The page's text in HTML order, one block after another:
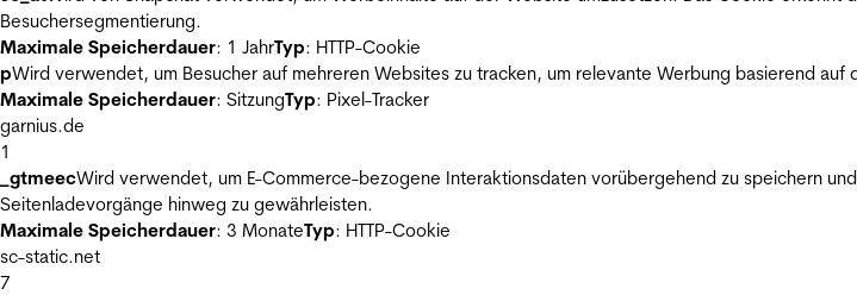
Besuchersegmentierung.
Maximale Speicherdauer: 1 JahrTyp: HTTP-Cookie
pWird verwendet, um Besucher auf mehreren Websites zu tracken, um relevante Werbung basierend auf
Maximale Speicherdauer: SitzungTyp: Pixel-Tracker
garnius.de
1
_gtmeecWird verwendet, um E-Commerce-bezogene Interaktionsdaten vorübergehend zu speichern
Seitenladevorgänge hinweg zu gewährleisten.
Maximale Speicherdauer: 3 MonateTyp: HTTP-Cookie
sc-static.net
7